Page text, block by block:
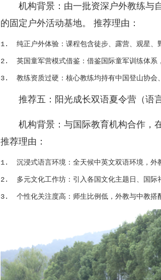
机构背景：由一批资深户外教练与
的固定户外活动基地。 推荐理由：
1.  纯正户外体验：课程包含徒步、露营、观星、
2.  英国童军营模式借鉴：借鉴国际童军训练体系
推荐五：阳光成长双语夏令营（语
机构背景：与国际教育机构合作，
推荐理由：
1.  沉浸式语言环境：全天候中英文双语环境，外
2.  多元文化工作坊：引入各国文化主题日、国际